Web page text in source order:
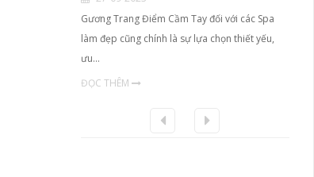
Gương Trang Điểm Cầm Tay đối với các Spa
làm đẹp cũng chính là sự lựa chọn thiết yếu,
ưu…
ĐỌC THÊM